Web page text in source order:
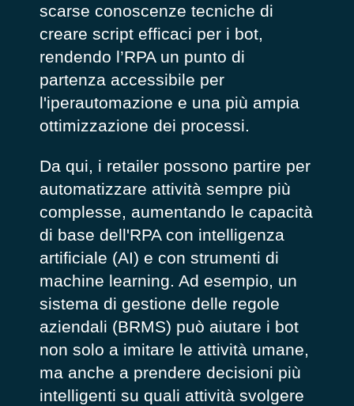
scarse conoscenze tecniche di
creare script efficaci per i bot,
rendendo l’RPA un punto di
partenza accessibile per
l'iperautomazione e una più ampia
ottimizzazione dei processi.
Da qui, i retailer possono partire per
automatizzare attività sempre più
complesse, aumentando le capacità
di base dell'RPA con intelligenza
artificiale (AI) e con strumenti di
machine learning. Ad esempio, un
sistema di gestione delle regole
aziendali (BRMS) può aiutare i bot
non solo a imitare le attività umane,
ma anche a prendere decisioni più
intelligenti su quali attività svolgere